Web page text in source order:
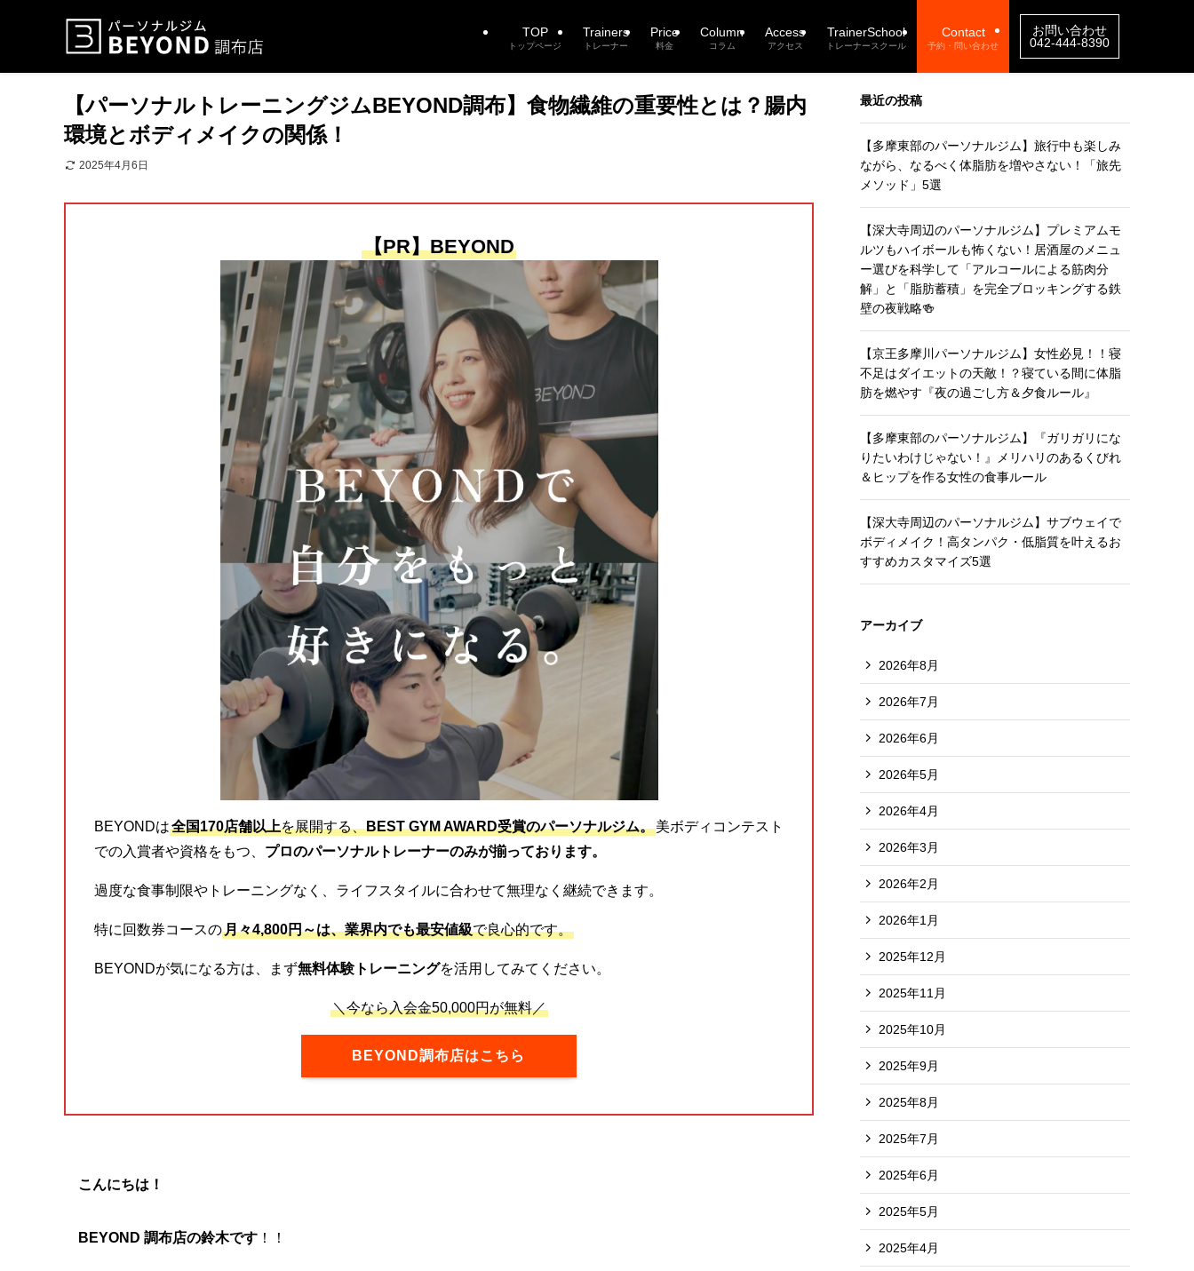
TOP
トップページ
Trainers
トレーナー
Price
料金
Column
コラム
Access
アクセス
TrainerSchool
トレーナースクール
Contact
予約・問い合わせ
お問い合わせ
042-444-8390
【パーソナルトレーニングジムBEYOND調布】食物繊維の重要性とは？腸内
環境とボディメイクの関係！
2025年4月6日
【PR】BEYOND
BEYONDは全国170店舗以上を展開する、BEST GYM AWARD受賞のパーソナルジム。美ボディコンテスト
での入賞者や資格をもつ、 プロのパーソナルトレーナーのみが揃っております。
過度な食事制限やトレーニングなく、ライフスタイルに合わせて無理なく継続できます。
特に回数券コースの月々4,800円～は、業界内でも最安値級で良心的です。
BEYONDが気になる方は、まず無料体験トレーニングを活用してみてください。
＼今なら入会金50,000円が無料／
BEYOND調布店はこちら
こんにちは！
BEYOND 調布店の鈴木です ！！
最近の投稿
【多摩東部のパーソナルジム】旅行中も楽しみ
ながら、なるべく体脂肪を増やさない！「旅先
メソッド」5選
【深大寺周辺のパーソナルジム】プレミアムモ
ルツもハイボールも怖くない！居酒屋のメニュ
ー選びを科学して「アルコールによる筋肉分
解」と「脂肪蓄積」を完全ブロッキングする鉄
壁の夜戦略🍻
【京王多摩川パーソナルジム】女性必見！！寝
不足はダイエットの天敵！？寝ている間に体脂
肪を燃やす『夜の過ごし方＆夕食ルール』
【多摩東部のパーソナルジム】『ガリガリにな
りたいわけじゃない！』メリハリのあるくびれ
＆ヒップを作る女性の食事ルール
【深大寺周辺のパーソナルジム】サブウェイで
ボディメイク！高タンパク・低脂質を叶えるお
すすめカスタマイズ5選
アーカイブ
2026年8月
2026年7月
2026年6月
2026年5月
2026年4月
2026年3月
2026年2月
2026年1月
2025年12月
2025年11月
2025年10月
2025年9月
2025年8月
2025年7月
2025年6月
2025年5月
2025年4月